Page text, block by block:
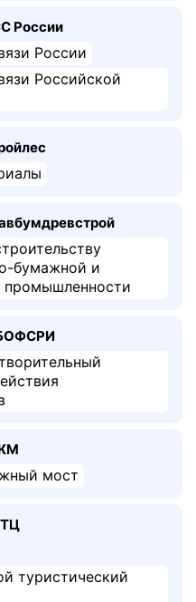
России
России
Российской
бумажной и
мост
туристический